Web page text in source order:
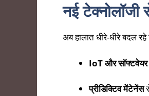
नई
अब हालात धीरे-धीरे बदल रहे
IoT और
प्रीडिक्टिव मेंटेनेंस